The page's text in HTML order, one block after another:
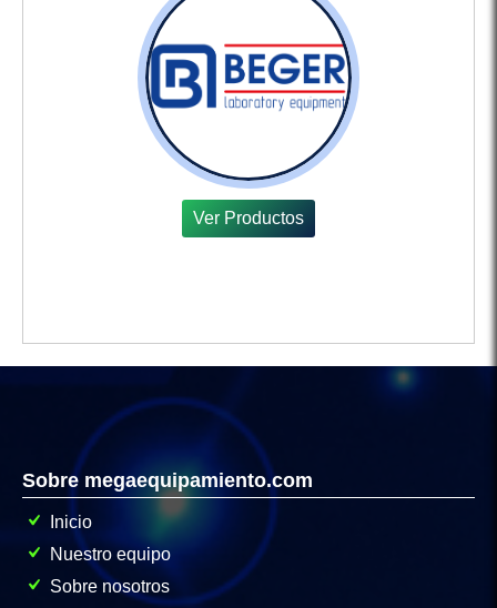
Ver Productos
Sobre megaequipamiento.com
Inicio
Nuestro equipo
Sobre nosotros